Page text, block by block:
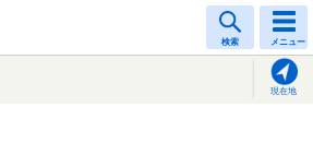
検索 メニュー
現在地